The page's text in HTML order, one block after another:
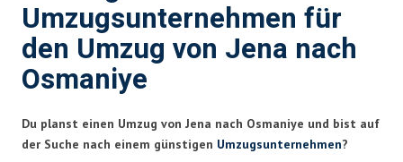
Umzugsunternehmen für
den Umzug von Jena nach
Osmaniye
Du planst einen Umzug von Jena nach Osmaniye und bist auf
der Suche nach einem günstigen Umzugsunternehmen?